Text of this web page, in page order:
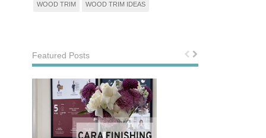
WOOD TRIM WOOD TRIM IDEAS
Featured Posts